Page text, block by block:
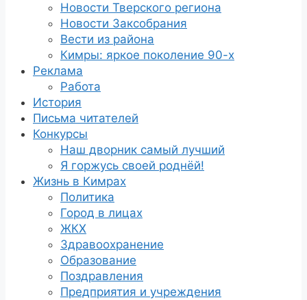
Новости Тверского региона
Новости Заксобрания
Вести из района
Кимры: яркое поколение 90-х
Реклама
Работа
История
Письма читателей
Конкурсы
Наш дворник самый лучший
Я горжусь своей роднёй!
Жизнь в Кимрах
Политика
Город в лицах
ЖКХ
Здравоохранение
Образование
Поздравления
Предприятия и учреждения